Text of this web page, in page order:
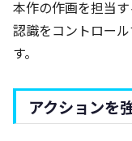
本作の作画を担当
認識をコントロー
す。
アクションを